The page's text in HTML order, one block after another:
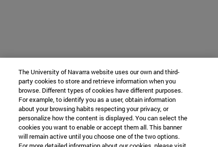
The University of Navarra website uses our own and third-
party cookies to store and retrieve information when you
browse. Different types of cookies have different purposes.
For example, to identify you as a user, obtain information
about your browsing habits respecting your privacy, or
personalize how the content is displayed. You can select the
cookies you want to enable or accept them all. This banner
will remain active until you choose one of the two options.